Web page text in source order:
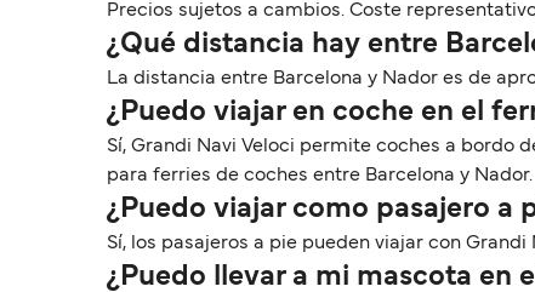
Precios sujetos a cambios. Coste
¿Qué distancia hay entre
La distancia entre Barcelona y Nador es de
¿Puedo viajar en coche en el
Sí, Grandi Navi Veloci permite coches a bordo
para ferries de coches entre Barcelona y Nador.
¿Puedo viajar como pasajero a
Sí, los pasajeros a pie pueden viajar con
¿Puedo llevar a mi mascota en